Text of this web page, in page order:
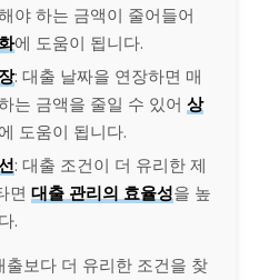
야 하는 금액이 줄어들어
에 도움이 됩니다.
: 대출 날짜을 연장하면 매
는 금액을 줄일 수 있어 상
도움이 됩니다.
: 대출 조건이 더 유리한 제
면 대출 관리의 효율성을 높
.
보다 더 유리한 조건을 찾